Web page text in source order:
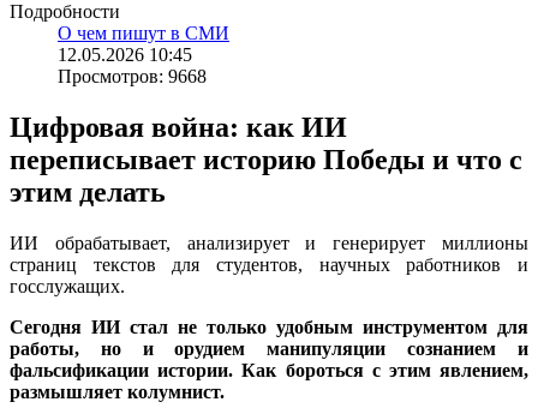
Подробности
О чем пишут в СМИ
12.05.2026 10:45
Просмотров: 9668
Цифровая война: как ИИ
переписывает историю Победы и что с
этим делать
ИИ обрабатывает, анализирует и генерирует миллионы
страниц текстов для студентов, научных работников и
госслужащих.
Сегодня ИИ стал не только удобным инструментом для
работы, но и орудием манипуляции сознанием и
фальсификации истории. Как бороться с этим явлением,
размышляет колумнист.